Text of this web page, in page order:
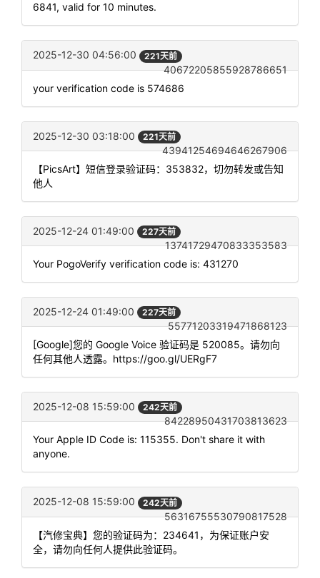
6841, valid for 10 minutes.
2025-12-30 04:56:00 221天前
40672205855928786651
your verification code is 574686
2025-12-30 03:18:00 221天前
43941254694646267906
【PicsArt】短信登录验证码：353832，切勿转发或告知
他人
2025-12-24 01:49:00 227天前
13741729470833353583
Your PogoVerify verification code is: 431270
2025-12-24 01:49:00 227天前
55771203319471868123
[Google]您的 Google Voice 验证码是 520085。请勿向
任何其他人透露。https://goo.gl/UERgF7
2025-12-08 15:59:00 242天前
84228950431703813623
Your Apple ID Code is: 115355. Don't share it with
anyone.
2025-12-08 15:59:00 242天前
56316755530790817528
【汽修宝典】您的验证码为：234641，为保证账户安
全，请勿向任何人提供此验证码。